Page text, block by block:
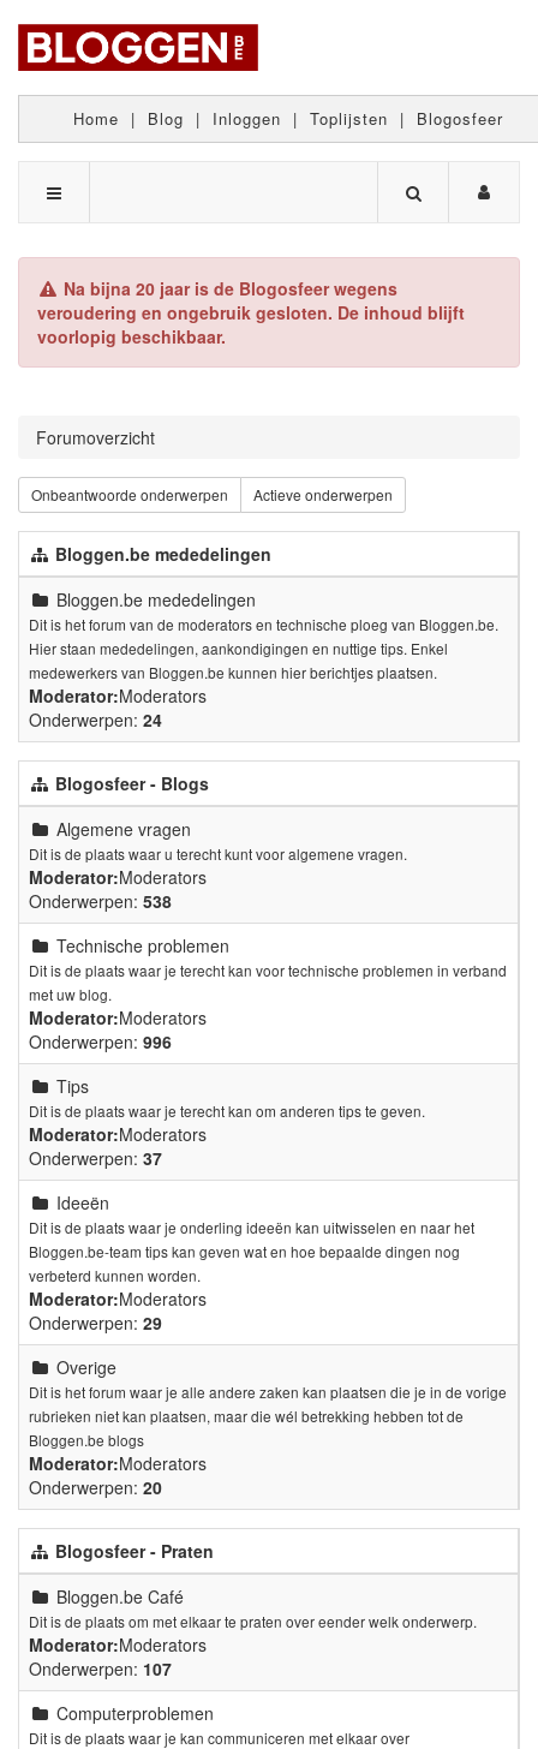
Home | Blog | Inloggen | Toplijsten | Blogosfeer
Na bijna 20 jaar is de Blogosfeer wegens
veroudering en ongebruik gesloten. De inhoud blijft
voorlopig beschikbaar.
Forumoverzicht
Onbeantwoorde onderwerpen Actieve onderwerpen
Bloggen.be mededelingen
Bloggen.be mededelingen
Dit is het forum van de moderators en technische ploeg van Bloggen.be.
Hier staan mededelingen, aankondigingen en nuttige tips. Enkel
medewerkers van Bloggen.be kunnen hier berichtjes plaatsen.
Moderator:Moderators
Onderwerpen: 24
Blogosfeer - Blogs
Algemene vragen
Dit is de plaats waar u terecht kunt voor algemene vragen.
Moderator:Moderators
Onderwerpen: 538
Technische problemen
Dit is de plaats waar je terecht kan voor technische problemen in verband
met uw blog.
Moderator:Moderators
Onderwerpen: 996
Tips
Dit is de plaats waar je terecht kan om anderen tips te geven.
Moderator:Moderators
Onderwerpen: 37
Ideeën
Dit is de plaats waar je onderling ideeën kan uitwisselen en naar het
Bloggen.be-team tips kan geven wat en hoe bepaalde dingen nog
verbeterd kunnen worden.
Moderator:Moderators
Onderwerpen: 29
Overige
Dit is het forum waar je alle andere zaken kan plaatsen die je in de vorige
rubrieken niet kan plaatsen, maar die wél betrekking hebben tot de
Bloggen.be blogs
Moderator:Moderators
Onderwerpen: 20
Blogosfeer - Praten
Bloggen.be Café
Dit is de plaats om met elkaar te praten over eender welk onderwerp.
Moderator:Moderators
Onderwerpen: 107
Computerproblemen
Dit is de plaats waar je kan communiceren met elkaar over